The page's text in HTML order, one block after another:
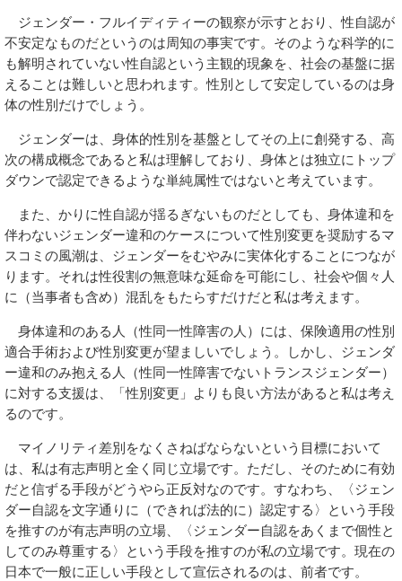
ジェンダー・フルイディティーの観察が示すとおり、性自認が
不安定なものだというのは周知の事実です。そのような科学的に
も解明されていない性自認という主観的現象を、社会の基盤に据
えることは難しいと思われます。性別として安定しているのは身
体の性別だけでしょう。
ジェンダーは、身体的性別を基盤としてその上に創発する、高
次の構成概念であると私は理解しており、身体とは独立にトップ
ダウンで認定できるような単純属性ではないと考えています。
また、かりに性自認が揺るぎないものだとしても、身体違和を
伴わないジェンダー違和のケースについて性別変更を奨励するマ
スコミの風潮は、ジェンダーをむやみに実体化することにつなが
ります。それは性役割の無意味な延命を可能にし、社会や個々人
に（当事者も含め）混乱をもたらすだけだと私は考えます。
身体違和のある人（性同一性障害の人）には、保険適用の性別
適合手術および性別変更が望ましいでしょう。しかし、ジェンダ
ー違和のみ抱える人（性同一性障害でないトランスジェンダー）
に対する支援は、「性別変更」よりも良い方法があると私は考え
るのです。
マイノリティ差別をなくさねばならないという目標において
は、私は有志声明と全く同じ立場です。ただし、そのために有効
だと信ずる手段がどうやら正反対なのです。すなわち、〈ジェン
ダー自認を文字通りに（できれば法的に）認定する〉という手段
を推すのが有志声明の立場、〈ジェンダー自認をあくまで個性と
してのみ尊重する〉という手段を推すのが私の立場です。現在の
日本で一般に正しい手段として宣伝されるのは、前者です。